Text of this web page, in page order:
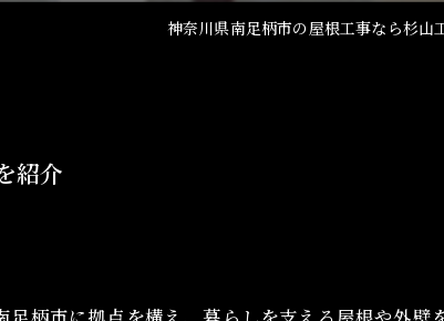
神奈川県南足柄市の屋根工事なら杉山
紹介